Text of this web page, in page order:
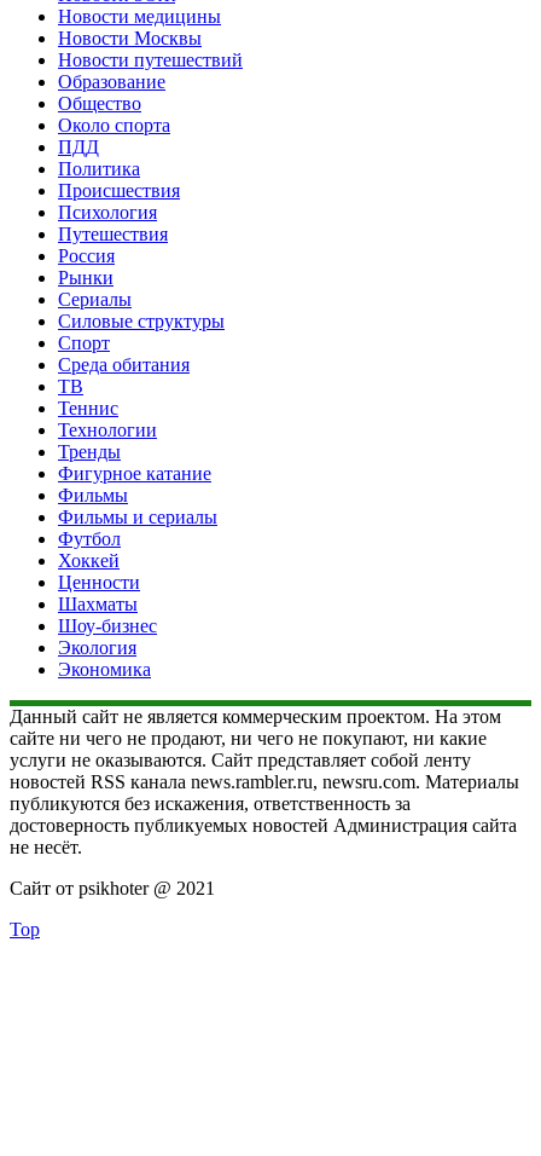
Новости медицины
Новости Москвы
Новости путешествий
Образование
Общество
Около спорта
ПДД
Политика
Происшествия
Психология
Путешествия
Россия
Рынки
Сериалы
Силовые структуры
Спорт
Среда обитания
ТВ
Теннис
Технологии
Тренды
Фигурное катание
Фильмы
Фильмы и сериалы
Футбол
Хоккей
Ценности
Шахматы
Шоу-бизнес
Экология
Экономика
Данный сайт не является коммерческим проектом. На этом
сайте ни чего не продают, ни чего не покупают, ни какие
услуги не оказываются. Сайт представляет собой ленту
новостей RSS канала news.rambler.ru, newsru.com. Материалы
публикуются без искажения, ответственность за
достоверность публикуемых новостей Администрация сайта
не несёт.
Сайт от psikhoter @ 2021
Top